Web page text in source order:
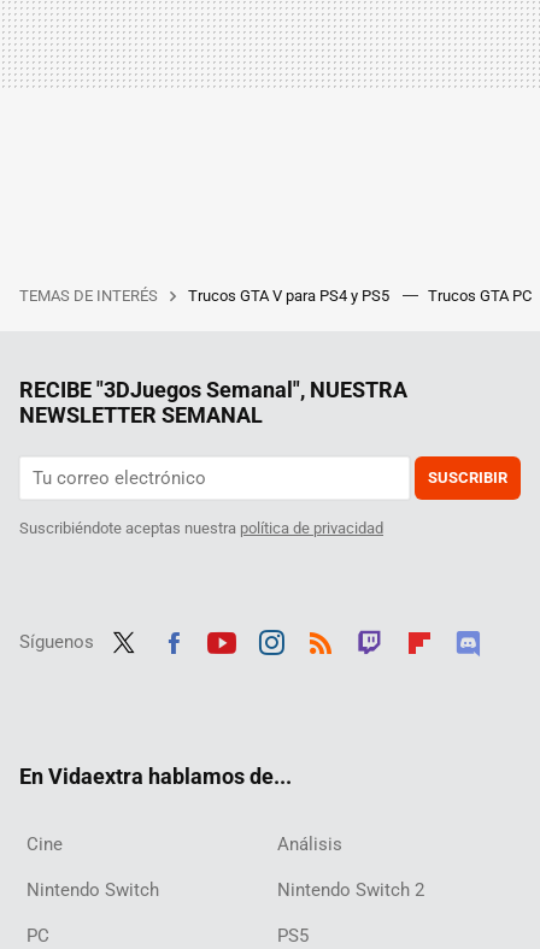
TEMAS DE INTERÉS Trucos GTA V para PS4 y PS5 Trucos GTA PC
RECIBE "3DJuegos Semanal", NUESTRA
NEWSLETTER SEMANAL
SUSCRIBIR
Suscribiéndote aceptas nuestra política de privacidad
Síguenos
En Vidaextra hablamos de...
Cine Análisis
Nintendo Switch Nintendo Switch 2
PC PS5